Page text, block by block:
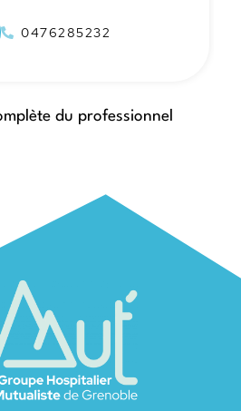
0476285232
du professionnel